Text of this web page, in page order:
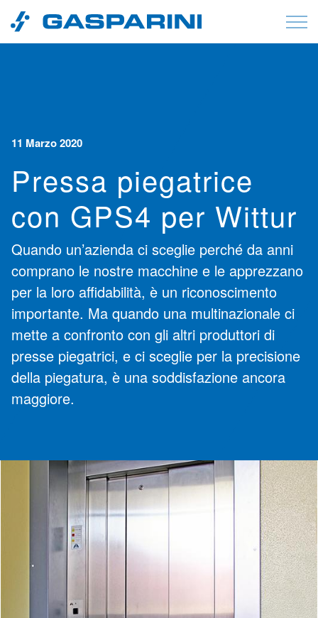
Vai al contenuto
11 Marzo 2020
Pressa piegatrice
con GPS4 per Wittur
Quando un’azienda ci sceglie perché da anni
comprano le nostre macchine e le apprezzano
per la loro affidabilità, è un riconoscimento
importante. Ma quando una multinazionale ci
mette a confronto con gli altri produttori di
presse piegatrici, e ci sceglie per la precisione
della piegatura, è una soddisfazione ancora
maggiore.